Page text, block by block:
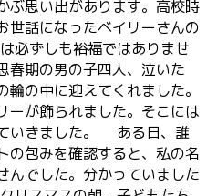
ぶ思い出があります。高校時
世話になったベイリーさんの
ずしも裕福ではありませ
春期の男の子四人、泣いた
の中に迎えてくれました。
が飾られました。そこには
いきました。 ある日、誰
の包みを確認すると、私の名
んでした。分かっていました